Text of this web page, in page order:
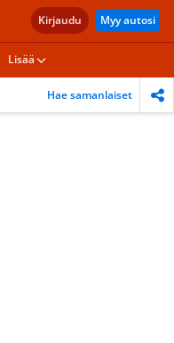
Kirjaudu Myy autosi
Lisää
Hae samanlaiset